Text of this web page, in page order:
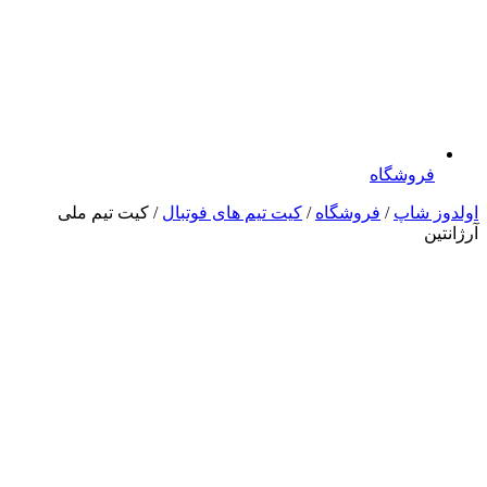
فروشگاه
اولدوز شاپ / فروشگاه / کیت تیم های فوتبال / کیت تیم ملی
آرژانتین